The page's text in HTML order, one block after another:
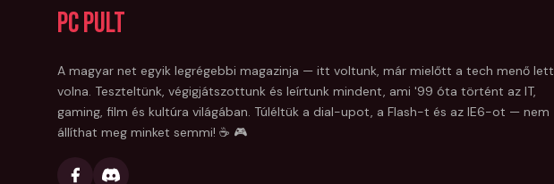
PC Pult
A magyar net egyik legrégebbi magazinja — itt voltunk, már mielőtt a tech menő lett
volna. Teszteltünk, végigjátszottunk és leírtunk mindent, ami '99 óta történt az IT,
gaming, film és kultúra világában. Túléltük a dial-upot, a Flash-t és az IE6-ot — nem
állíthat meg minket semmi! ☕ 🎮